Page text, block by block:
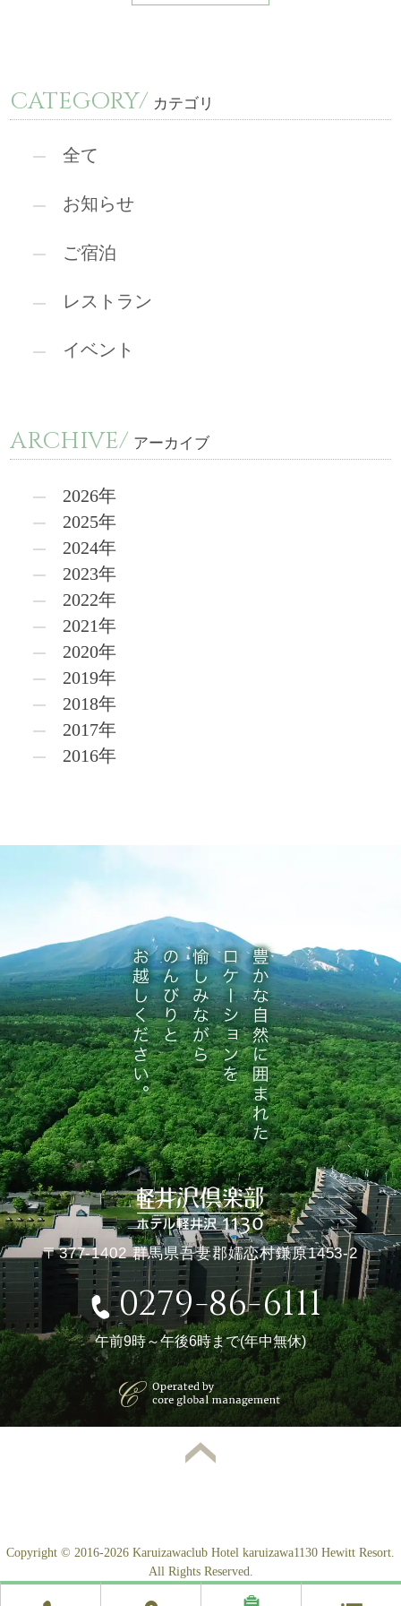
CATEGORY/ カテゴリ
全て
お知らせ
ご宿泊
レストラン
イベント
ARCHIVE/ アーカイブ
2026年
2025年
2024年
2023年
2022年
2021年
2020年
2019年
2018年
2017年
2016年
〒377-1402 群馬県吾妻郡嬬恋村鎌原1453-2
0279-86-6111
午前9時～午後6時まで(年中無休)
Copyright © 2016-2026 Karuizawaclub Hotel karuizawa1130 Hewitt Resort.
All Rights Reserved.